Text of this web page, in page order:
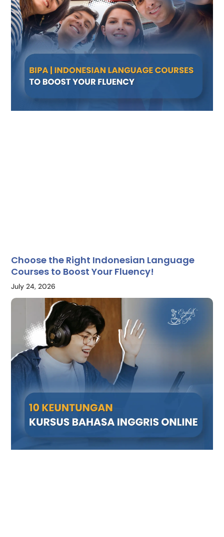
Choose the Right Indonesian Language
Courses to Boost Your Fluency!
July 24, 2026